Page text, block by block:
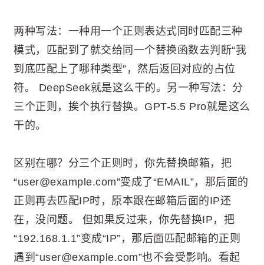
两种写法：一种用一个正则表达式同时匹配三种
模式，匹配到了就交给同一个替换函数去判断“我
到底匹配上了哪种类型”，然后返回对应的占位
符。 DeepSeek就是这么干的。另一种写法：分
三个正则，挨个执行替换。GPT-5.5 Pro就是这么
干的。
区别在哪？分三个正则时，你先替换邮箱，把
“user@example.com”变成了“EMAIL”，那后面的
正则再去匹配IP时，原本跟在邮箱后面的IP还
在，没问题。 但如果反过来，你先替换IP，把
“192.168.1.1”变成“IP”，那后面匹配邮箱的正则
遇到“user@example.com”也不会受影响。看起